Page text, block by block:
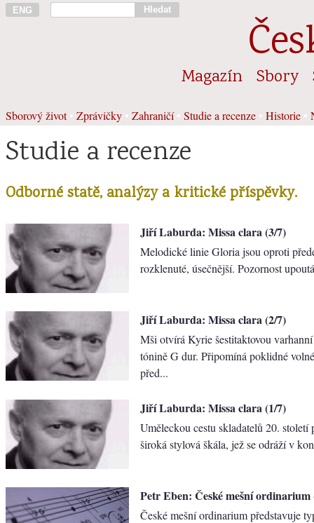
ENG Hledat
Magazín Sbory
Sborový život• Zprávičky Zahraničí• Studie a recenze Historie
Studie a recenze
Odborné statě, analýzy a kritické příspěvky.
Jiří Laburda: Missa clara (3/7)
Melodické linie Gloria jsou oproti
rozklenuté, úsečnější. Pozornost
Jiří Laburda: Missa clara (2/7)
Mši otvírá Kyrie šestitaktovou
tónině G dur. Připomíná poklidné
před...
Jiří Laburda: Missa clara (1/7)
Uměleckou cestu skladatelů 20. století
široká stylová škála, jež se odráží v
Petr Eben: České mešní ordinarium
České mešní ordinarium představuje